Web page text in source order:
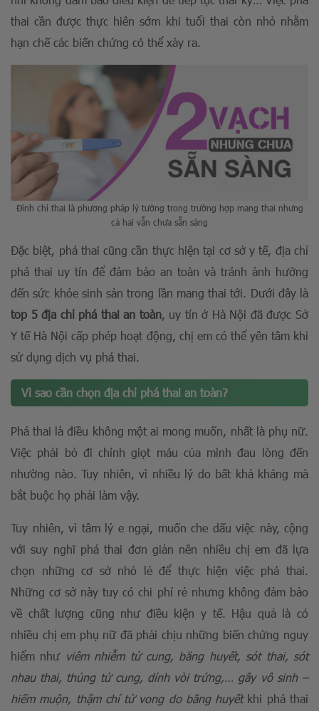
thai cần được thực hiên sớm khi tuổi thai còn nhỏ nhằm
hạn chế các biến chứng có thể xảy ra.
Đình chỉ thai là phương pháp lý tưởng trong trường hợp mang thai nhưng
cả hai vẫn chưa sẵn sàng
Đặc biệt, phá thai cũng cần thực hiện tại cơ sở y tế, địa chỉ
phá thai uy tín để đảm bảo an toàn và tránh ảnh hưởng
đến sức khỏe sinh sản trong lần mang thai tới. Dưới đây là
top 5 địa chỉ phá thai an toàn, uy tín ở Hà Nội đã được Sở
Y tế Hà Nội cấp phép hoạt động, chị em có thể yên tâm khi
sử dụng dịch vụ phá thai.
Vì sao cần chọn địa chỉ phá thai an toàn?
Phá thai là điều không một ai mong muốn, nhất là phụ nữ.
Việc phải bỏ đi chính giọt máu của mình đau lòng đến
nhường nào. Tuy nhiên, vì nhiều lý do bất khả kháng mà
bắt buộc họ phải làm vậy.
Tuy nhiên, vì tâm lý e ngại, muốn che dấu việc này, cộng
với suy nghĩ phá thai đơn giản nên nhiều chị em đã lựa
chọn những cơ sở nhỏ lẻ để thực hiện việc phá thai.
Những cơ sở này tuy có chi phí rẻ nhưng không đảm bảo
về chất lượng cũng như điều kiện y tế. Hậu quả là có
nhiều chị em phụ nữ đã phải chịu những biến chứng nguy
hiểm như viêm nhiễm tử cung, băng huyết, sót thai, sót
nhau thai, thủng tử cung, dính vòi trứng,… gây vô sinh –
hiếm muộn, thậm chí tử vong do băng huyếtkhi phá thai